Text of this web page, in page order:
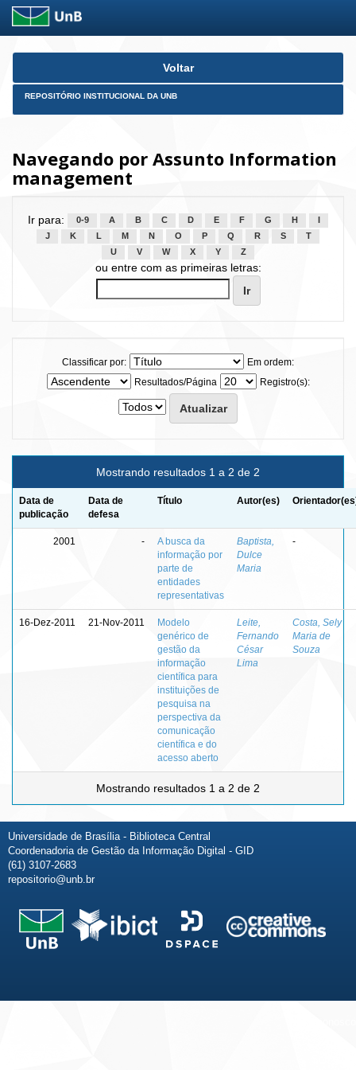
Skip
Voltar
REPOSITÓRIO INSTITUCIONAL DA UNB
Navegando por Assunto Information
management
Ir para: 0-9 A B C D E F G H
J
K L M N O P Q R S
T
U
V W X Y Z
ou entre com as primeiras letras:
Classificar por:
Em ordem:
Resultados/Página
Registro(s):
Mostrando resultados 1 a 2 de 2
Data de
publicação
Data de
defesa
Título Autor(es)
2001 -
A busca da
informação por
parte de
entidades
representativas
Baptista,
Dulce
Maria
-
16-Dez-2011 21-Nov-2011
Modelo
genérico de
gestão da
informação
científica para
instituições de
pesquisa na
perspectiva da
comunicação
científica e do
acesso aberto
Leite,
Fernando
César
Lima
Costa, Sely
Maria de
Souza
Mostrando resultados 1 a 2 de 2
Universidade de Brasília - Biblioteca Central
Coordenadoria de Gestão da Informação Digital - GID
(61) 3107-2683
repositorio@unb.br